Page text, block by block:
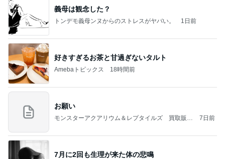
義母は観念した？
トンデモ義母ンヌからのストレスがヤバい。 1日前
好きすぎるお茶と甘過ぎないタルト
Amebaトピックス 18時間前
お願い
モンスターアクアリウム＆レプタイルズ 買取販売
7日前
7月に2回も生理が来た体の悲鳴